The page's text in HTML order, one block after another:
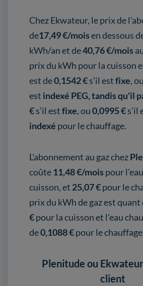
Chez Ekwateur, le prix de
de17,49€/moisen dessous
kWh/an et de40,76€/mois
prix du kWh pour la cuisson
est de0,1542 €s’il estfixe, ou
est indexé PEG, tandis qu'il
€s’il estfixe, ou0,0995 €s’il
indexé pour le chauffage.
L'abonnement au gaz chez
coûte11,48 €/mois pour
cuisson,et 25,07 €pour le
prix du kWh de gaz est quant
€pour la cuisson et l'eau
de0,1088€pour le
Plenitude ou
client